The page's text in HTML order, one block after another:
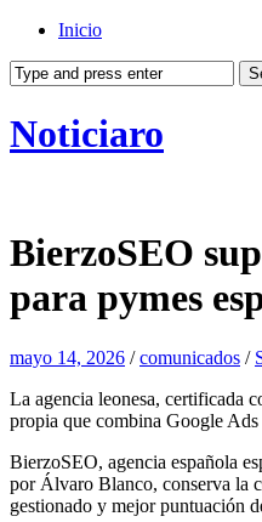
Inicio
Noticiaro
BierzoSEO
para pymes
mayo 14, 2026 /comunicados /
La agencia leonesa, certificada
propia que combina Google
BierzoSEO, agencia española
por Álvaro Blanco, conserva la
gestionado y mejor puntuación